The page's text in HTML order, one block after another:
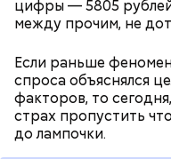
цифры — 5805
между прочим, не
Если раньше
спроса объяснялся
факторов, то
страх пропустить
до лампочки.
— В настоящее время
счет на шесть
растет, из-за этого